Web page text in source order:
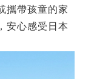
攜帶孩童的家
安心感受日本